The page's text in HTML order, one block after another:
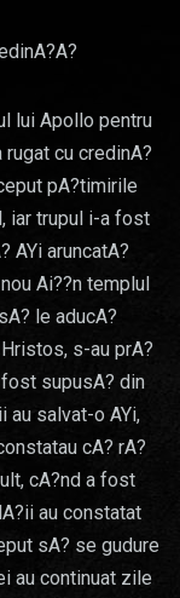
lui Apollo pentru
cu credinA?
pA?timirile
iar trupul i-a fost
AYi aruncatA?
Ai??n templul
le aducA?
s-au prA?
supusA? din
au salvat-o AYi,
cA? rA?
cA?nd a fost
au constatat
sA? se gudure
au continuat zile